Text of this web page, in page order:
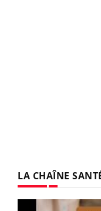
LA CHAÎNE